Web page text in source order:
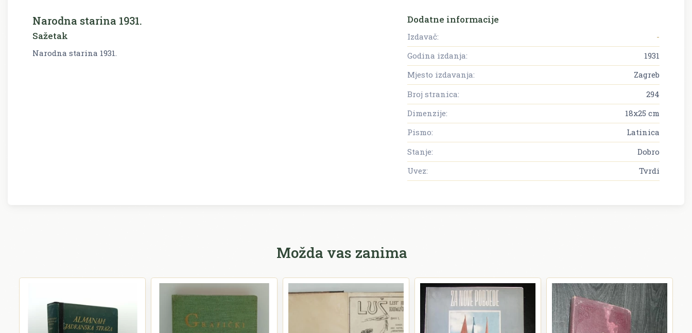
Narodna starina 1931.
Sažetak
Narodna starina 1931.
Dodatne informacije
Izdavač:
-
Godina izdanja:
1931
Mjesto izdavanja:
Zagreb
Broj stranica:
294
Dimenzije:
18x25 cm
Pismo:
Latinica
Stanje:
Dobro
Uvez:
Tvrdi
Možda vas zanima